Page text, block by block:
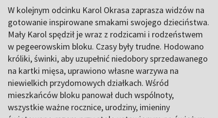
W kolejnym odcinku Karol Okrasa zaprasza widzów na
gotowanie inspirowane smakami swojego dzieciństwa.
Mały Karol spędził je wraz z rodzicami i rodzeństwem
w pegeerowskim bloku. Czasy były trudne. Hodowano
króliki, świnki, aby uzupełnić niedobory sprzedawanego
na kartki mięsa, uprawiono własne warzywa na
niewielkich przydomowych działkach. Wśród
mieszkańców bloku panował duch wspólnoty,
wszystkie ważne rocznice, urodziny, imieniny